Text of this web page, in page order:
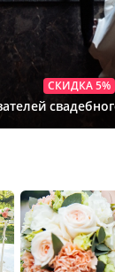
СКИДКА 5%